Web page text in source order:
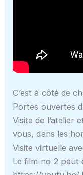
C’est à côté de
Portes ouvertes
Visite de l’atelier
vous, dans les
Visite virtuelle
Le film no 2 peut